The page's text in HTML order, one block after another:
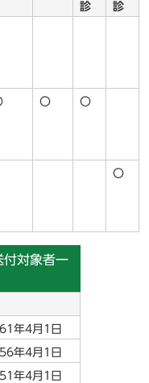
診
診
〇 〇
〇
付対象者一
年4月1日
年4月1日
年4月1日